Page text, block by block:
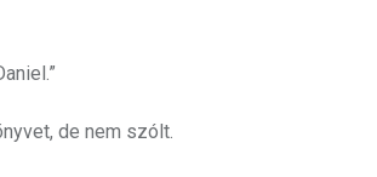
de nem szólt.